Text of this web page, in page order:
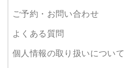
ご予約・お問い合わせ
よくある質問
個人情報の取り扱いについて